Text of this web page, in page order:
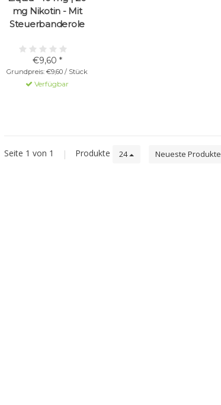
mg Nikotin - Mit
Steuerbanderole
€9,60 *
Grundpreis: €9,60 / Stück
Verfügbar
Seite 1 von 1 | Produkte 24 Neueste Produkte